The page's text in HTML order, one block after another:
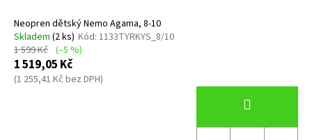
Neopren dětský Nemo Agama, 8-10
Skladem (2 ks) Kód: 1133TYRKYS_8/10
1 599 Kč (–5 %)
1 519,05 Kč
(1 255,41 Kč bez DPH)